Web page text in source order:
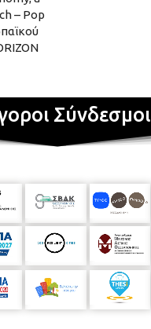
– Pop
Σύνδεσμοι